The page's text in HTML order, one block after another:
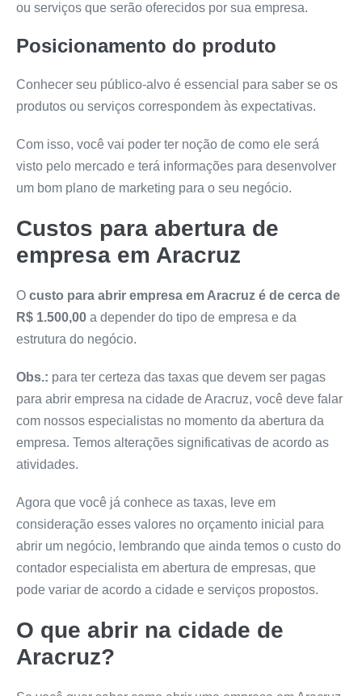
ou serviços que serão oferecidos por sua empresa.
Posicionamento do produto
Conhecer seu público-alvo é essencial para saber se os
produtos ou serviços correspondem às expectativas.
Com isso, você vai poder ter noção de como ele será
visto pelo mercado e terá informações para desenvolver
um bom plano de marketing para o seu negócio.
Custos para abertura de
empresa em Aracruz
O custo para abrir empresa em Aracruz é de cerca de
R$ 1.500,00 a depender do tipo de empresa e da
estrutura do negócio.
Obs.: para ter certeza das taxas que devem ser pagas
para abrir empresa na cidade de Aracruz, você deve falar
com nossos especialistas no momento da abertura da
empresa. Temos alterações significativas de acordo as
atividades.
Agora que você já conhece as taxas, leve em
consideração esses valores no orçamento inicial para
abrir um negócio, lembrando que ainda temos o custo do
contador especialista em abertura de empresas, que
pode variar de acordo a cidade e serviços propostos.
O que abrir na cidade de
Aracruz?